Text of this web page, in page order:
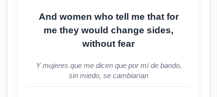
And women who tell me that for
me they would change sides,
without fear
Y mujeres que me dicen que por mí de bando,
sin miedo, se cambiarían